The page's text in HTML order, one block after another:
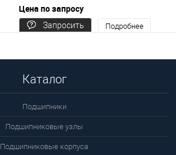
Цена по запросу
Запросить
Подробнее
Каталог
Подшипники
Подшипниковые узлы
Подшипниковые корпуса